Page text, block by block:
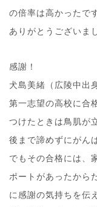
の倍率は高かったで
ありがとうございま
感謝！
犬島美緒（広陵中出
第一志望の高校に合
つけたときは鳥肌が
後まで諦めずにがん
でもその合格には、
ポートがあったから
に感謝の気持ちを伝